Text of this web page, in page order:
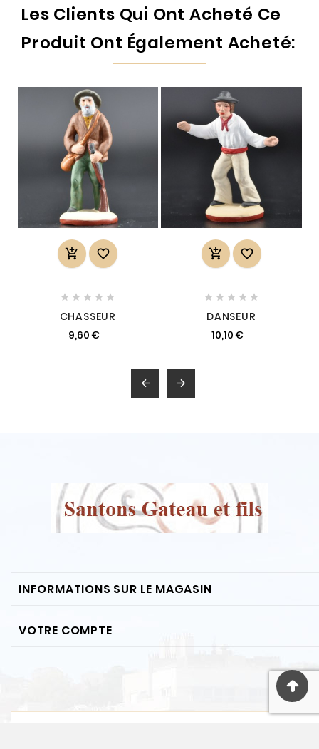
Les Clients Qui Ont Acheté Ce
Produit Ont Également Acheté:
 
    
CHASSEUR
9,60 €
 
    
DANSEUR
10,10 €
 
INFORMATIONS SUR LE MAGASIN
VOTRE COMPTE